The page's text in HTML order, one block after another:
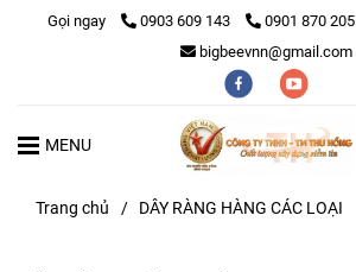
Gọi ngay 0903 609 143 0901 870 205
bigbeevnn@gmail.com
MENU
Trang chủ / DÂY RÀNG HÀNG CÁC LOẠI